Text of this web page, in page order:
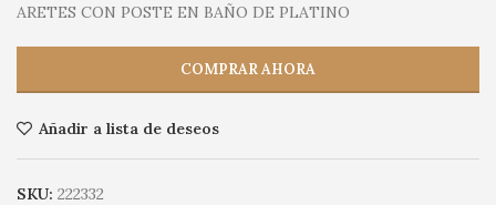
ARETES CON POSTE EN BAÑO DE PLATINO
COMPRAR AHORA
Añadir a lista de deseos
SKU: 222332